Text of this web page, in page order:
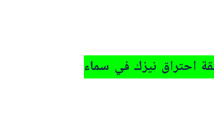
احتراق نيزك في سماء